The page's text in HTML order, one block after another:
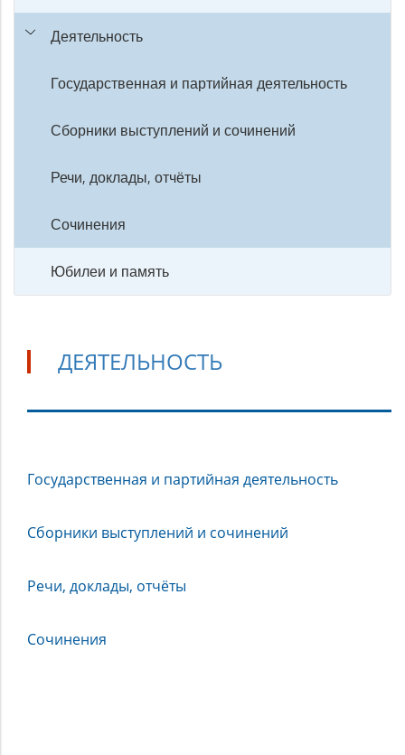
Деятельность
Государственная и партийная деятельность
Сборники выступлений и сочинений
Речи, доклады, отчёты
Сочинения
Юбилеи и память
ДЕЯТЕЛЬНОСТЬ
Государственная и партийная деятельность
Сборники выступлений и сочинений
Речи, доклады, отчёты
Сочинения